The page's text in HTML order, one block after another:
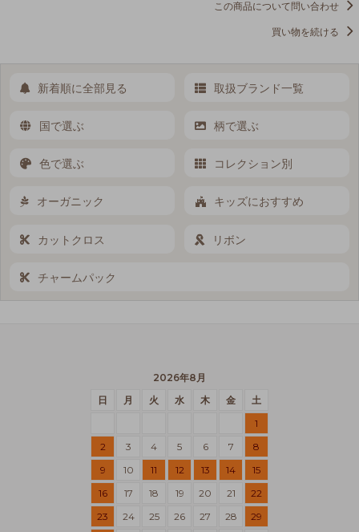
この商品について問い合わせ
買い物を続ける
新着順に全部見る 取扱ブランド一覧
国で選ぶ 柄で選ぶ
色で選ぶ コレクション別
オーガニック キッズにおすすめ
カットクロス リボン
チャームパック
2026年8月
日
月 火 水 木 金
土
1
2
3 4 5 6 7
8
9
10 11 12 13 14
15
16
17 18 19 20 21
22
23
24 25 26 27 28
29